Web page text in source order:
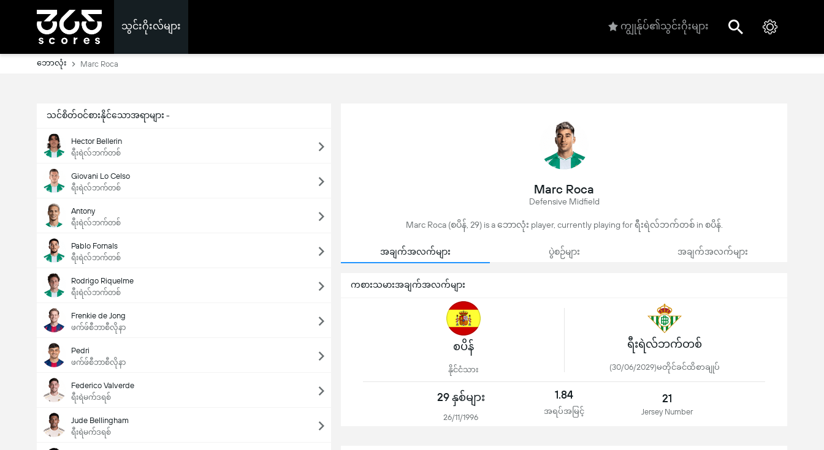
သွင်းဂိုးလ်များ ကျွုန်ုပ်၏သွင်းဂိုးများ
ဘောလုံး Marc Roca
သင်စိတ်ဝင်စားနိုင်သောအရာများ -
Hector Bellerin
ရီးရဲလ်ဘက်တစ်
Giovani Lo Celso
ရီးရဲလ်ဘက်တစ်
Antony
ရီးရဲလ်ဘက်တစ်
Pablo Fornals
ရီးရဲလ်ဘက်တစ်
Rodrigo Riquelme
ရီးရဲလ်ဘက်တစ်
Frenkie de Jong
ဖက်ဖ်စီဘာစီလိုနာ
Pedri
ဖက်ဖ်စီဘာစီလိုနာ
Federico Valverde
ရီးရဲမက်ဒရစ်
Jude Bellingham
ရီးရဲမက်ဒရစ်
Marc Roca
Defensive Midfield
Marc Roca (စပိန်, 29) is a ဘောလုံး player, currently playing for ရီးရဲလ်ဘက်တစ် in စပိန်.
အချက်အလက်များ ပွဲစဉ်များ အချက်အလက်များ
ကစားသမားအချက်အလက်များ
စပိန်
နိုင်ငံသား
ရီးရဲလ်ဘက်တစ်
(30/06/2029)မတိုင်ခင်ထိစာချုပ်
29 နှစ်များ
26/11/1996
1.84
အရပ်အမြင့်
21
Jersey Number